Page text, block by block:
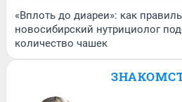
«Вплоть до диареи»: как
новосибирский нутрициолог
количество чашек